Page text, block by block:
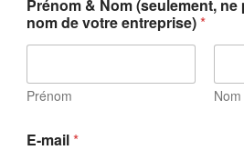
Prénom & Nom (seulement,
nom de votre entreprise)*
Prénom Nom
E-mail*